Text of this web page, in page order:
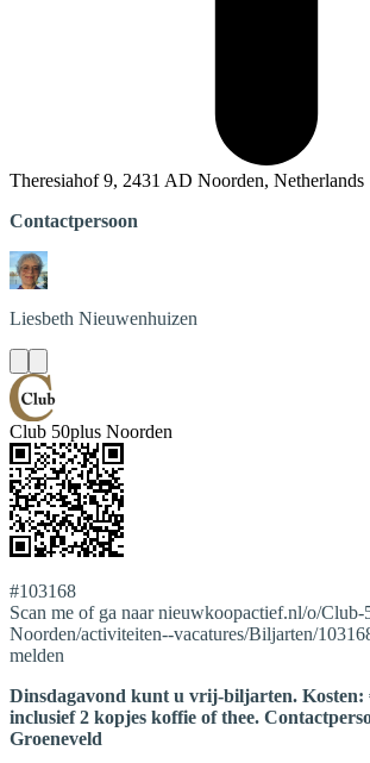
Theresiahof 9, 2431 AD Noorden, Netherlands
Contactpersoon
Liesbeth Nieuwenhuizen
Club 50plus Noorden
#103168
Scan me of ga naar nieuwkoopactief.nl/o/Club-
Noorden/activiteiten--vacatures/Biljarten/
melden
Dinsdagavond kunt u vrij-biljarten. Kosten:
inclusief 2 kopjes koffie of thee.
Groeneveld